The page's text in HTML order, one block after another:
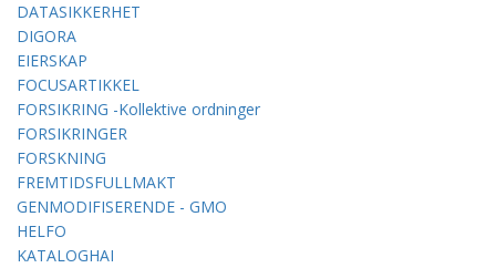
DATASIKKERHET
DIGORA
EIERSKAP
FOCUSARTIKKEL
FORSIKRING -Kollektive ordninger
FORSIKRINGER
FORSKNING
FREMTIDSFULLMAKT
GENMODIFISERENDE - GMO
HELFO
KATALOGHAI